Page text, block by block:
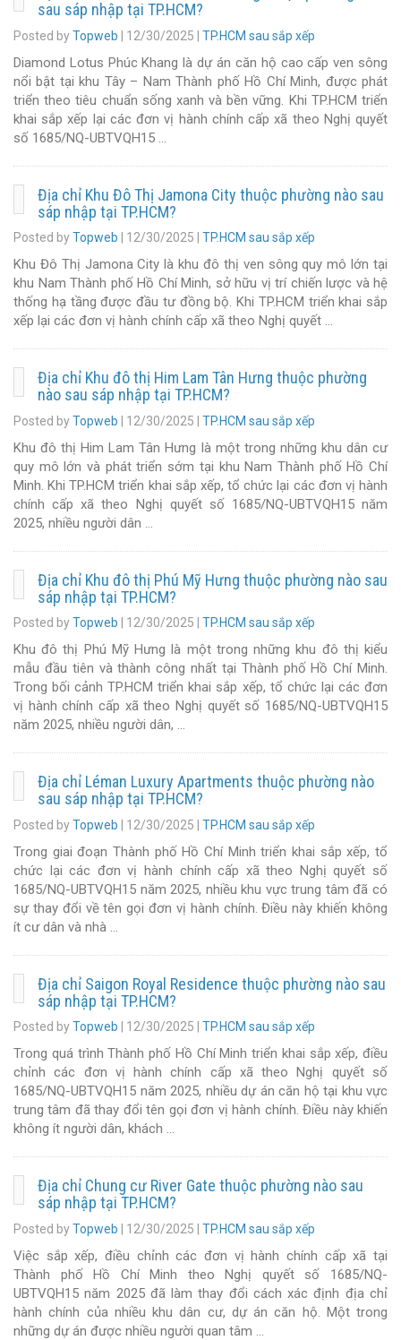
sau sáp nhập tại TP.HCM?
Posted byTopweb | 12/30/2025 | TP.HCM sau sắp xếp
Diamond Lotus Phúc Khang là dự án căn hộ cao cấp ven sông
nổi bật tại khu Tây – Nam Thành phố Hồ Chí Minh, được phát
triển theo tiêu chuẩn sống xanh và bền vững. Khi TP.HCM triển
khai sắp xếp lại các đơn vị hành chính cấp xã theo Nghị quyết
số 1685/NQ-UBTVQH15 …
Địa chỉ Khu Đô Thị Jamona City thuộc phường nào sau
sáp nhập tại TP.HCM?
Posted byTopweb 12/30/2025 TP.HCM sau sắp xếp
Khu Đô Thị Jamona City là khu đô thị ven sông quy mô lớn tại
khu Nam Thành phố Hồ Chí Minh, sở hữu vị trí chiến lược và hệ
thống hạ tầng được đầu tư đồng bộ. Khi TP.HCM triển khai sắp
xếp lại các đơn vị hành chính cấp xã theo Nghị quyết …
Địa chỉ Khu đô thị Him Lam Tân Hưng thuộc phường
nào sau sáp nhập tại TP.HCM?
Posted byTopweb | 12/30/2025 | TP.HCM sau sắp xếp
Khu đô thị Him Lam Tân Hưng là một trong những khu dân cư
quy mô lớn và phát triển sớm tại khu Nam Thành phố Hồ Chí
Minh. Khi TP.HCM triển khai sắp xếp, tổ chức lại các đơn vị hành
chính cấp xã theo Nghị quyết số 1685/NQ-UBTVQH15 năm
2025, nhiều người dân …
Địa chỉ Khu đô thị Phú Mỹ Hưng thuộc phường nào sau
sáp nhập tại TP.HCM?
Posted byTopweb 12/30/2025 TP.HCM sau sắp xếp
Khu đô thị Phú Mỹ Hưng là một trong những khu đô thị kiểu
mẫu đầu tiên và thành công nhất tại Thành phố Hồ Chí Minh.
Trong bối cảnh TP.HCM triển khai sắp xếp, tổ chức lại các đơn
vị hành chính cấp xã theo Nghị quyết số 1685/NQ-UBTVQH15
năm 2025, nhiều người dân, …
Địa chỉ Léman Luxury Apartments thuộc phường nào
sau sáp nhập tại TP.HCM?
Posted byTopweb | 12/30/2025 | TP.HCM sau sắp xếp
Trong giai đoạn Thành phố Hồ Chí Minh triển khai sắp xếp, tổ
chức lại các đơn vị hành chính cấp xã theo Nghị quyết số
1685/NQ-UBTVQH15 năm 2025, nhiều khu vực trung tâm đã có
sự thay đổi về tên gọi đơn vị hành chính. Điều này khiến không
ít cư dân và nhà …
Địa chỉ Saigon Royal Residence thuộc phường nào sau
sáp nhập tại TP.HCM?
Posted byTopweb 12/30/2025 TP.HCM sau sắp xếp
Trong quá trình Thành phố Hồ Chí Minh triển khai sắp xếp, điều
chỉnh các đơn vị hành chính cấp xã theo Nghị quyết số
1685/NQ-UBTVQH15 năm 2025, nhiều dự án căn hộ tại khu vực
trung tâm đã thay đổi tên gọi đơn vị hành chính. Điều này khiến
không ít người dân, khách …
Địa chỉ Chung cư River Gate thuộc phường nào sau
sáp nhập tại TP.HCM?
Posted byTopweb | 12/30/2025 | TP.HCM sau sắp xếp
Việc sắp xếp, điều chỉnh các đơn vị hành chính cấp xã tại
Thành phố Hồ Chí Minh theo Nghị quyết số 1685/NQ-
UBTVQH15 năm 2025 đã làm thay đổi cách xác định địa chỉ
hành chính của nhiều khu dân cư, dự án căn hộ. Một trong
những dự án được nhiều người quan tâm …